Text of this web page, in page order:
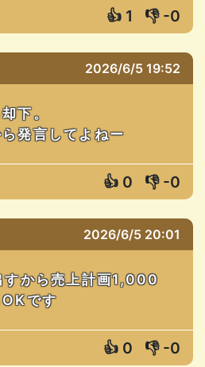
👍 1 👎 -0
2026/6/5 19:52
下。
発言してよねー
👍 0 👎 -0
2026/6/5 20:01
から売上計画1,000
です
👍 0 👎 -0